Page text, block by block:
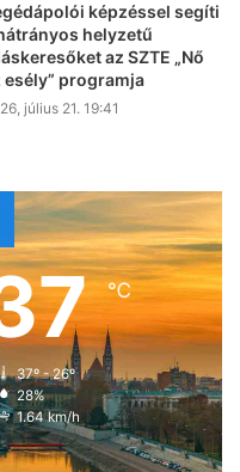
képzéssel segíti
helyzetű
az SZTE „Nő
esély” programja
július 21. 19:41
℃
37º - 26º
28%
1.64 km/h